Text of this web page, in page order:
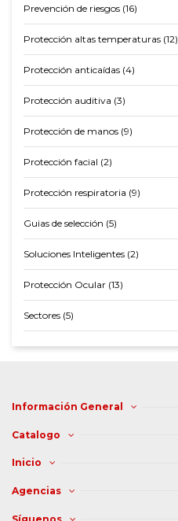
Prevención de riesgos (16)
Protección altas temperaturas (12)
Protección anticaídas (4)
Protección auditiva (3)
Protección de manos (9)
Protección facial (2)
Protección respiratoria (9)
Guias de selección (5)
Soluciones Inteligentes (2)
Protección Ocular (13)
Sectores (5)
Información General
Catalogo
Inicio
Agencias